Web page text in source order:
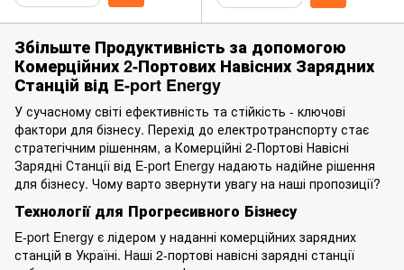
Збільште Продуктивність за допомогою
Комерційних 2-Портових Навісних Зарядних
Станцій від E-port Energy
У сучасному світі ефективність та стійкість - ключові
фактори для бізнесу. Перехід до електротранспорту стає
стратегічним рішенням, а Комерційні 2-Портові Навісні
Зарядні Станції від E-port Energy надають надійне рішення
для бізнесу. Чому варто звернути увагу на наші пропозиції?
Технології для Прогресивного Бізнесу
E-port Energy є лідером у наданні комерційних зарядних
станцій в Україні. Наші 2-портові навісні зарядні станції